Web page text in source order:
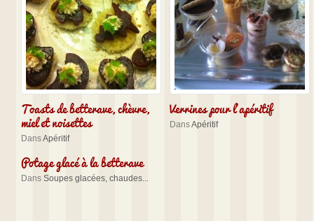
Toasts de betterave, chèvre,
miel et noisettes
DansApéritif
Verrines pour l’apéritif
DansApéritif
Potage glacé à la betterave
Dans Soupes glacées, chaudes...